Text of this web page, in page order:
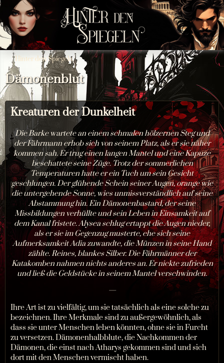
Hinter den Spiegeln
Dämonenblut
Kreaturen der Dunkelheit
Die Barke wartete an einem schmalen hölzernen Steg und
der Fährmann erhob sich von seinem Platz, als er sie näher
kommen sah. Er trug einen langen Mantel und eine Kapuze
beschattete seine Züge. Trotz der sommerlichen
Temperaturen hatte er ein Tuch um sein Gesicht
geschlungen. Der glühende Schein seiner Augen, orange wie
die untergehende Sonne, wies unmissverständlich auf seine
Abstammung hin. Ein Dämonenbastard, der seine
Missbildungen verhüllte und sein Leben in Einsamkeit auf
dem Kanal fristete. Alysea schlug ertappt die Augen nieder,
als er sie im Gegenzug musterte, ehe sich seine
Aufmerksamkeit Adia zuwandte, die Münzen in seine Hand
zählte. Reines, blankes Silber. Die Fährmänner der
Katakomben nahmen nichts anderes an. Er nickte zufrieden
und ließ die Geldstücke in seinem Mantel verschwinden.
—
Ihre Art ist zu vielfältig, um sie tatsächlich als eine solche zu
bezeichnen. Ihre Merkmale sind zu außergewöhnlich, als
dass sie unter Menschen leben könnten, ohne sie in Furcht
zu versetzen. Dämonenhalbblute, die Nachkommen der
Dämonen, die einst nach Atharys gekommen sind und sich
dort mit den Menschen vermischt haben.